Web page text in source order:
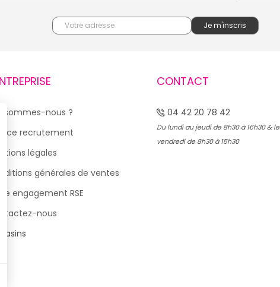
sommes-nous ?
recrutement
légales
générales de ventes
engagement RSE
nous
CONTACT
04 42 20 78 42
Du lundi au jeudi de 8h30 à 16h30 & le
vendredi de 8h30 à 15h30